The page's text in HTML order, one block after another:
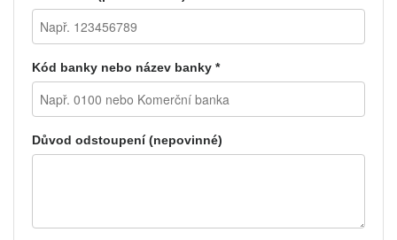
Kód banky nebo název banky *
Důvod odstoupení (nepovinné)